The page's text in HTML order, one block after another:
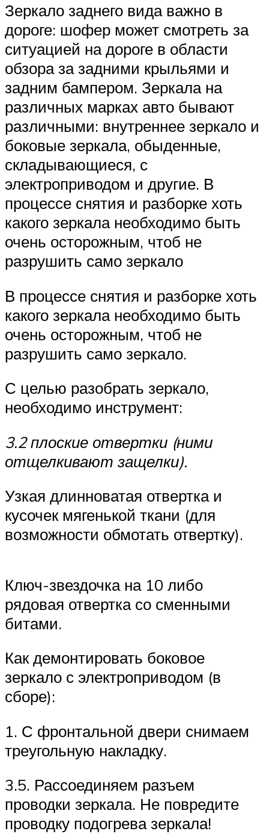
Зеркало заднего вида важно в
дороге: шофер может смотреть за
ситуацией на дороге в области
обзора за задними крыльями и
задним бампером. Зеркала на
различных марках авто бывают
различными: внутреннее зеркало и
боковые зеркала, обыденные,
складывающиеся, с
электроприводом и другие. В
процессе снятия и разборке хоть
какого зеркала необходимо быть
очень осторожным, чтоб не
разрушить само зеркало
В процессе снятия и разборке хоть
какого зеркала необходимо быть
очень осторожным, чтоб не
разрушить само зеркало.
С целью разобрать зеркало,
необходимо инструмент:
3.2 плоские отвертки (ними
отщелкивают защелки).
Узкая длинноватая отвертка и
кусочек мягенькой ткани (для
возможности обмотать отвертку).
Ключ-звездочка на 10 либо
рядовая отвертка со сменными
битами.
Как демонтировать боковое
зеркало с электроприводом (в
сборе):
1. С фронтальной двери снимаем
треугольную накладку.
3.5. Рассоединяем разъем
проводки зеркала. Не повредите
проводку подогрева зеркала!